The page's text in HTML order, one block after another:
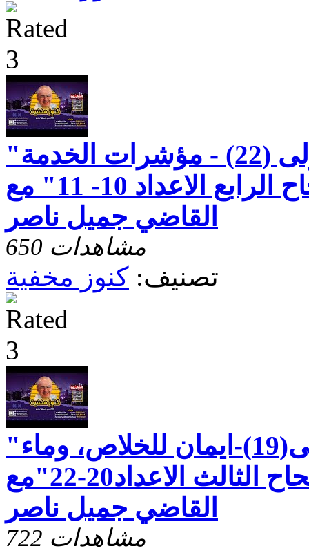
"رسالة بطرس الاولى (22) - مؤشرات الخدمة
الصحيحة - الاصحاح الرابع الاعداد 10- 11" مع
القاضي جميل ناصر
650 مشاهدات
تصنيف: كنوز مخفية
"رسالة بطرس الاولى(19)-ايمان للخلاص، وماء
للدينونة - الاصحاح الثالث الاعداد20-22"مع
القاضي جميل ناصر
722 مشاهدات